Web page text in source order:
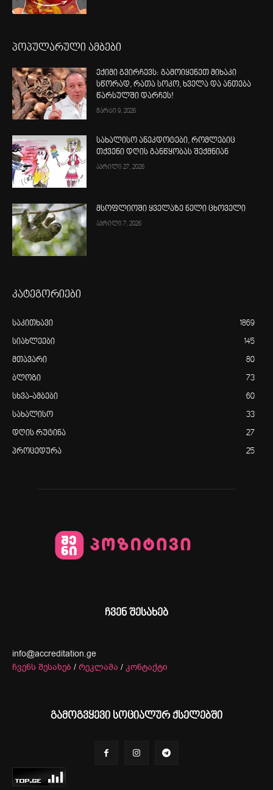
პოპულარული ამბები
ექიმი გვირჩევს: გამოიყენეთ მიხაკი
სწორად, რათა სოკო, ხველა და ანთება
წარსულში დარჩეს!
მარტი 9, 2026
სახალისო ანეკდოტები, რომლებიც
თქვენი დღის განწყობას შექმნიან
აპრილი 27, 2026
მსოფლიოში ყველაზე ნელი ცხოველი
აპრილი 7, 2026
კატეგორიები
საკითხავი 1869
სიახლეები 145
მთავარი 80
ბლოგი 73
სხვა-ამბები 60
სახალისო 33
დღის რუტინა 27
პროცედურა 25
ჩვენ შესახებ
info@accreditation.ge
ჩვენს შესახებ / რეკლამა / კონტაქტი
გამოგვყევი სოციალურ ქსელებში